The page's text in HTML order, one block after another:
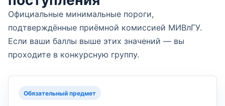
Официальные минимальные пороги,
подтверждённые приёмной комиссией МИВлГУ.
Если ваши баллы выше этих значений — вы
проходите в конкурсную группу.
Обязательный предмет